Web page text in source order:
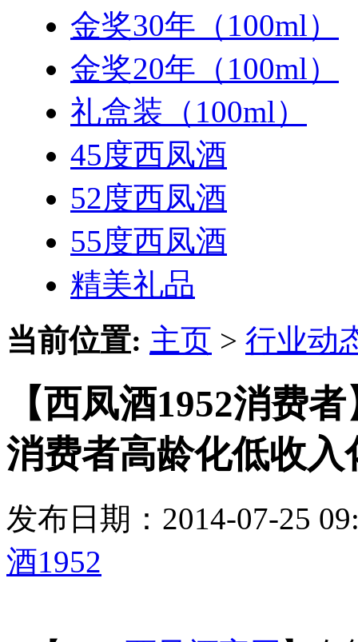
金奖30年（100ml）
金奖20年（100ml）
礼盒装（100ml）
45度西凤酒
52度西凤酒
55度西凤酒
精美礼品
当前位置: 主页 > 行业动
【西凤酒1952消费
消费者高龄化低收入
发布日期：2014-07-25
酒1952